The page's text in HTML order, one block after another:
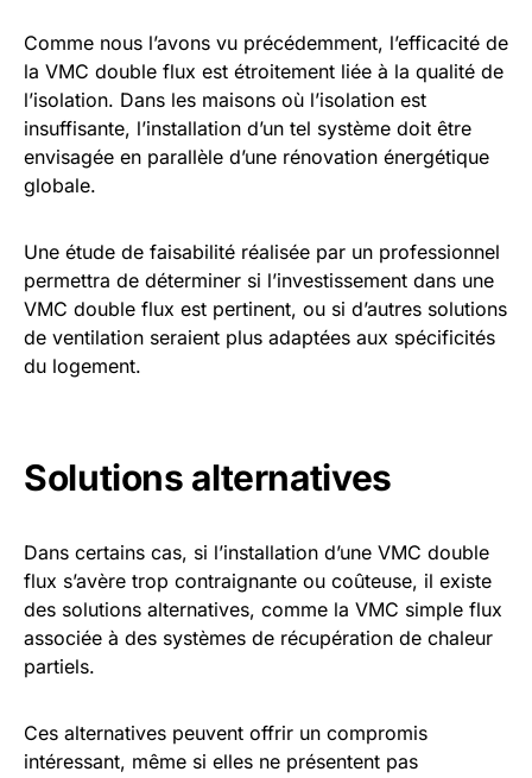
Comme nous l’avons vu précédemment, l’efficacité de
la VMC double flux est étroitement liée à la qualité de
l’isolation. Dans les maisons où l’isolation est
insuffisante, l’installation d’un tel système doit être
envisagée en parallèle d’une rénovation énergétique
globale.
Une étude de faisabilité réalisée par un professionnel
permettra de déterminer si l’investissement dans une
VMC double flux est pertinent, ou si d’autres solutions
de ventilation seraient plus adaptées aux spécificités
du logement.
Solutions alternatives
Dans certains cas, si l’installation d’une VMC double
flux s’avère trop contraignante ou coûteuse, il existe
des solutions alternatives, comme la VMC simple flux
associée à des systèmes de récupération de chaleur
partiels.
Ces alternatives peuvent offrir un compromis
intéressant, même si elles ne présentent pas